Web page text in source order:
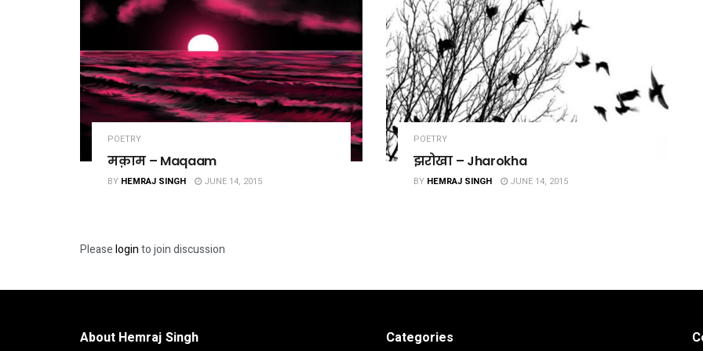
POETRY
मक़ाम – Maqaam
BY HEMRAJ SINGH JUNE 14, 2015
POETRY
झरोखा – Jharokha
BY HEMRAJ SINGH JUNE 14, 2015
Pleaseloginto join discussion
About Hemraj Singh Categories